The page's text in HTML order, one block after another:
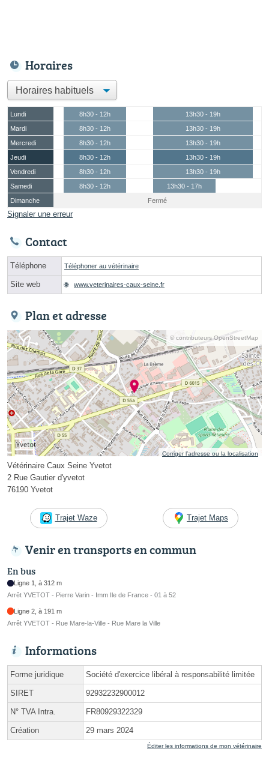
Horaires
Lundi 8h30 - 12h
13h30 - 19h
Mardi
8h30 - 12h
13h30 - 19h
Mercredi
8h30 - 12h
13h30 - 19h
Jeudi
8h30 - 12h
13h30 - 19h
Vendredi
8h30 - 12h
13h30 - 19h
Samedi
8h30 - 12h
13h30 - 17h
Dimanche
Fermé
Signaler une erreur
Contact
Téléphone Téléphoner au vétérinaire
Site web www.veterinaires-caux-seine.fr
Plan et adresse
© contributeurs OpenStreetMap
Corriger l’adresse ou la localisation
Vétérinaire Caux Seine Yvetot
2 Rue Gautier d'yvetot
76190 Yvetot
Trajet Waze Trajet Maps
Venir en transports en commun
En bus
Ligne 1, à 312 m
Arrêt YVETOT - Pierre Varin - Imm Ile de France - 01 à 52
Ligne 2, à 191 m
Arrêt YVETOT - Rue Mare-la-Ville - Rue Mare la Ville
Informations
Forme juridique Société d'exercice libéral à responsabilité limitée
SIRET 92932232900012
N° TVA Intra. FR80929322329
Création 29 mars 2024
Éditer les informations de mon vétérinaire